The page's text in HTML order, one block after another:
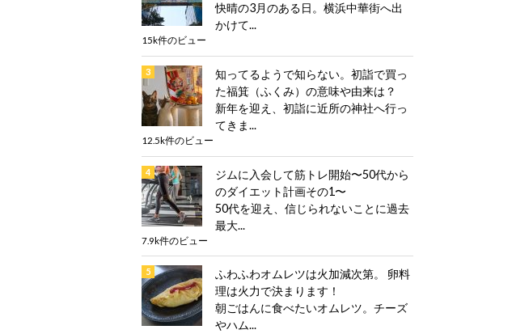
快晴の3月のある日。横浜中華街へ出
かけて...
15k件のビュー
知ってるようで知らない。初詣で買っ
た福箕（ふくみ）の意味や由来は？
新年を迎え、初詣に近所の神社へ行っ
てきま...
12.5k件のビュー
ジムに入会して筋トレ開始〜50代から
のダイエット計画その1〜
50代を迎え、信じられないことに過去
最大...
7.9k件のビュー
ふわふわオムレツは火加減次第。 卵料
理は火力で決まります！
朝ごはんに食べたいオムレツ。チーズ
やハム...